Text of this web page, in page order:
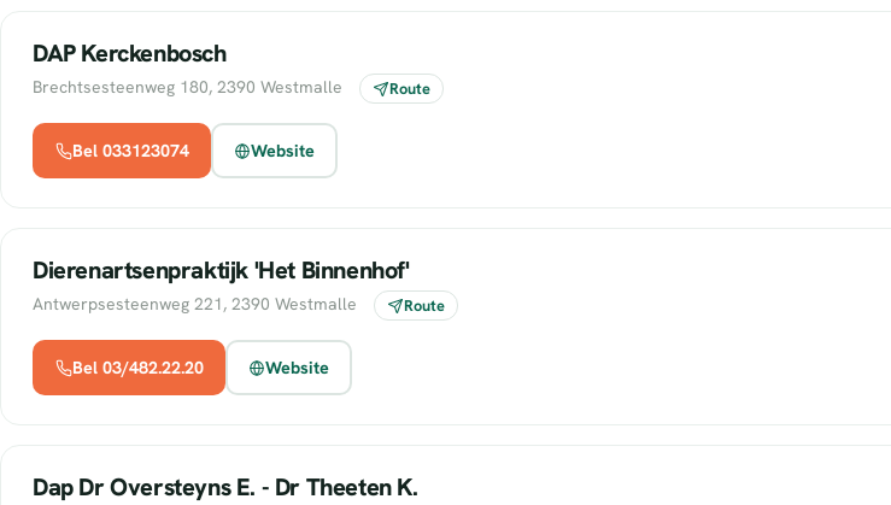
DAP Kerckenbosch
Brechtsesteenweg 180, 2390 Westmalle Route
Bel 033123074 Website
Dierenartsenpraktijk 'Het Binnenhof'
Antwerpsesteenweg 221, 2390 Westmalle Route
Bel 03/482.22.20 Website
Dap Dr Oversteyns E. - Dr Theeten K.